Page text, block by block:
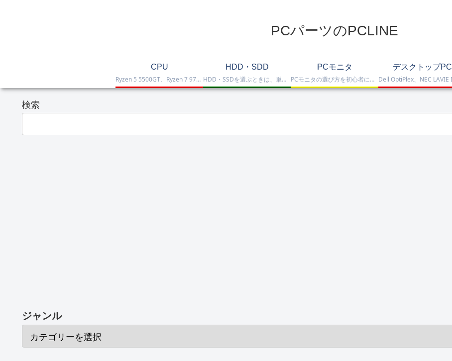
PCパーツのPCLINE
CPU
Ryzen 5 5500GT、Ryzen 7 9700X、Ryzen 7 9800X3D、Core Ultra 7 265K、Core i5-12400などを掲載したCPU一覧です。性能・価格・用途を比較しながら、自作PCやゲーミング向けの最適な1台を選べます。
HDD・SDD
HDD・SSDを選ぶときは、単に容量だけを見るのではなく、保存重視なのか、高速化したいのか、NAS運用なのか、外付けで使いたいのかまで整理して選ぶことが大切です。このカテゴリでは、HDDとSSDの基本的な違いを踏まえつつ、保存容量をしっかり確保したい方向けのHDD、高速起動や作業効率を重視したい方向けのSSD、さらにNAS向けHDDやNVMe SSD、SATA SSD、外付けストレージまで比較しや…
PCモニタ
PCモニタの選び方を初心者にも分かりやすく解説。ゲーミングモニタ、4K・高画質モニタ、モバイルモニタ、仕事・普段使い向けモニタまで、用途別に比較しやすくまとめています。
デスクトップPC
検索
ジャンル